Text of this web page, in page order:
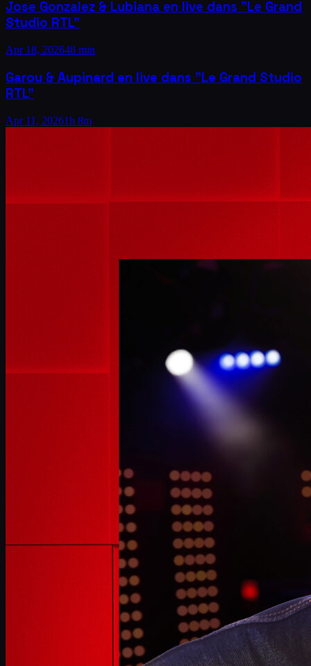
Jose Gonzalez & Lubiana en live dans "Le Grand
Studio RTL"
Apr 18, 202648 min
Garou & Aupinard en live dans "Le Grand Studio
RTL"
Apr 11, 20261h 8m